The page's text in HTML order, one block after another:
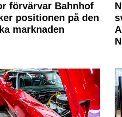
förvärvar Bahnhof
positionen på den
marknaden